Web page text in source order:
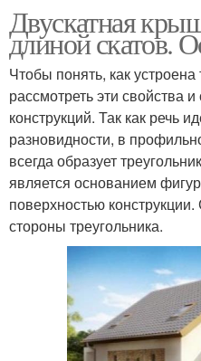
Двускатная
длиной скатов.
Чтобы понять, как
рассмотреть эти свойства
конструкций. Так как речь
разновидности, в
всегда образует
является основанием
поверхностью
стороны треугольника.